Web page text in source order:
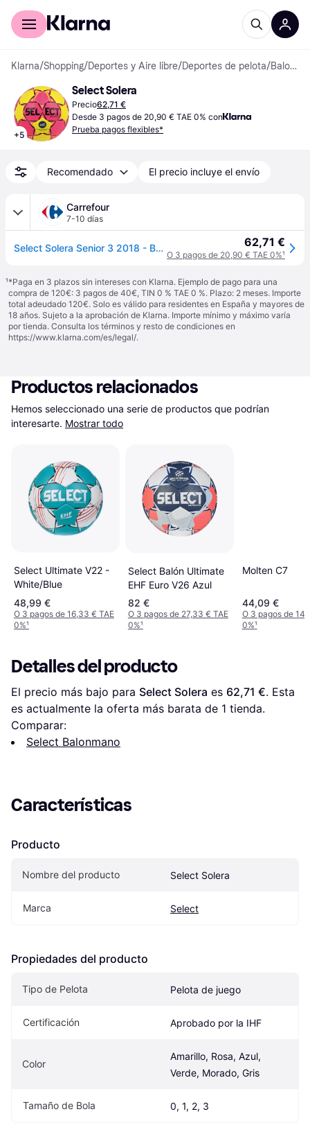
Comprar con Klarna
Klarna/Shopping/Deportes y Aire libre/Deportes de pelota/ Balonmano
+5
Select Solera
Precio62,71 €
Desde 3 pagos de 20,90 € TAE 0% con
Prueba pagos flexibles*
Recomendado El precio incluye el envío
Carrefour
7-10 días
Select Solera Senior 3 2018 - Balonmano, Talla 3 62,71 €
O 3 pagos de 20,90 € TAE 0%¹
¹*Paga en 3 plazos sin intereses con Klarna. Ejemplo de pago para una
compra de 120€: 3 pagos de 40€, TIN 0 % TAE 0 %. Plazo: 2 meses. Importe
total adeudado 120€. Solo es válido para residentes en España y mayores de
18 años. Sujeto a la aprobación de Klarna. Importe mínimo y máximo varía
por tienda. Consulta los términos y resto de condiciones en
https://www.klarna.com/es/legal/.
Productos relacionados
Hemos seleccionado una serie de productos que podrían
interesarte. Mostrar todo
Select Ultimate V22 -
White/Blue
48,99 €
O 3 pagos de 16,33 € TAE
0%¹
Select Balón Ultimate
EHF Euro V26 Azul
82 €
O 3 pagos de 27,33 € TAE
0%¹
Molten C7
44,09 €
O 3 pagos de
0%¹
Detalles del producto
El precio más bajo para Select Solera es 62,71 €. Esta
es actualmente la oferta más barata de 1 tienda.
Comparar:
Select Balonmano
Características
Producto
Nombre del producto Select Solera
Marca Select
Propiedades del producto
Tipo de Pelota Pelota de juego
Certificación Aprobado por la IHF
Color
Amarillo, Rosa, Azul,
Verde, Morado, Gris
Tamaño de Bola 0, 1, 2, 3